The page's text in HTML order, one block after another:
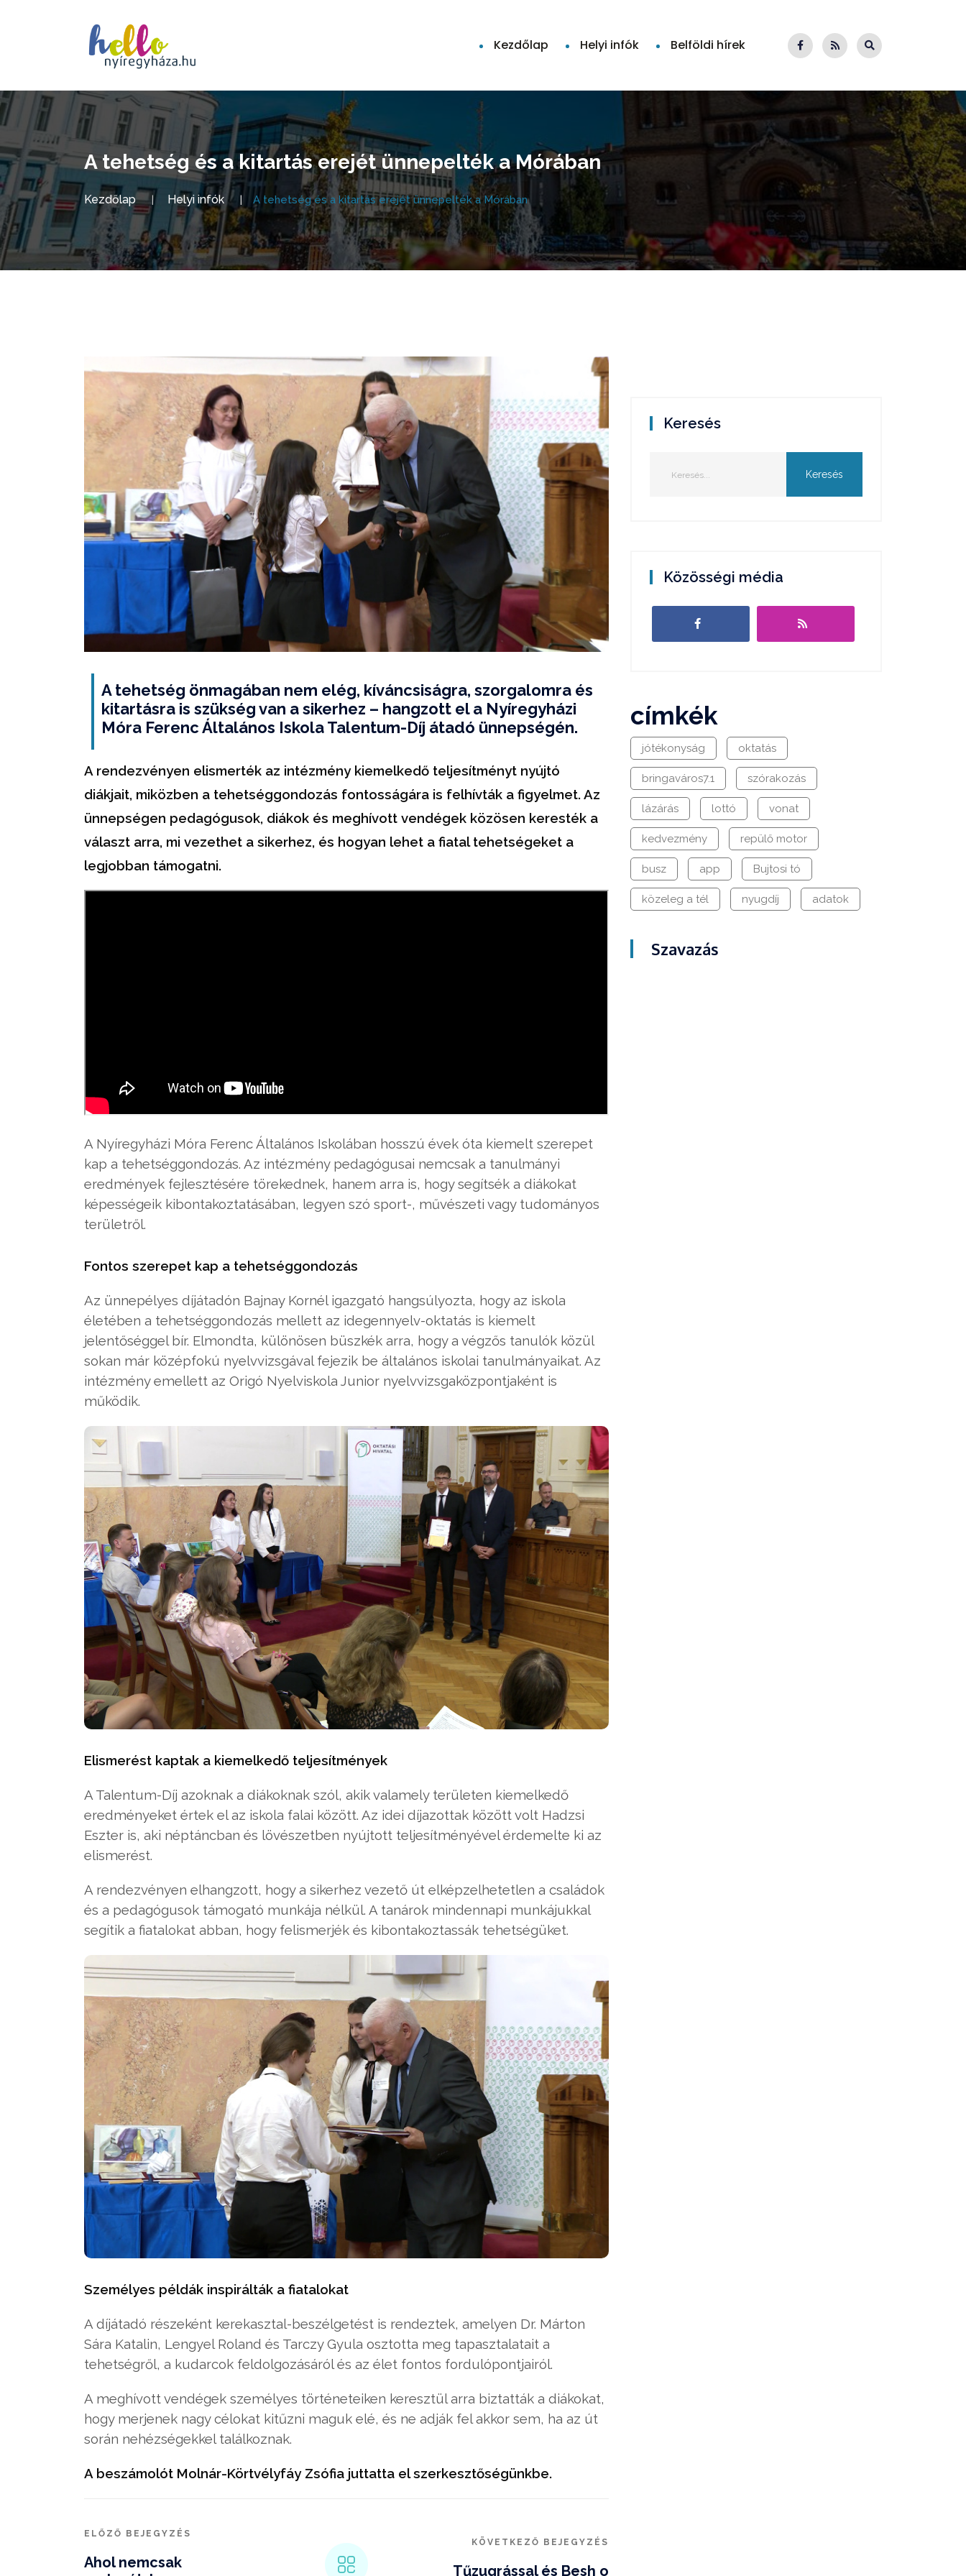
Kezdőlap Helyi infók Belföldi hírek
A tehetség és a kitartás erejét ünnepelték a Mórában
Kezdőlap Helyi infók A tehetség és a kitartás erejét ünnepelték a Mórában
A tehetség önmagában nem elég, kíváncsiságra, szorgalomra és
kitartásra is szükség van a sikerhez – hangzott el a Nyíregyházi
Móra Ferenc Általános Iskola Talentum-Díj átadó ünnepségén.
A rendezvényen elismerték az intézmény kiemelkedő teljesítményt nyújtó
diákjait, miközben a tehetséggondozás fontosságára is felhívták a figyelmet. Az
ünnepségen pedagógusok, diákok és meghívott vendégek közösen keresték a
választ arra, mi vezethet a sikerhez, és hogyan lehet a fiatal tehetségeket a
legjobban támogatni.
A Nyíregyházi Móra Ferenc Általános Iskolában hosszú évek óta kiemelt szerepet
kap a tehetséggondozás. Az intézmény pedagógusai nemcsak a tanulmányi
eredmények fejlesztésére törekednek, hanem arra is, hogy segítsék a diákokat
képességeik kibontakoztatásában, legyen szó sport-, művészeti vagy tudományos
területről.
Fontos szerepet kap a tehetséggondozás
Az ünnepélyes díjátadón Bajnay Kornél igazgató hangsúlyozta, hogy az iskola
életében a tehetséggondozás mellett az idegennyelv-oktatás is kiemelt
jelentőséggel bír. Elmondta, különösen büszkék arra, hogy a végzős tanulók közül
sokan már középfokú nyelvvizsgával fejezik be általános iskolai tanulmányaikat. Az
intézmény emellett az Origó Nyelviskola Junior nyelvvizsgaközpontjaként is
működik.
Elismerést kaptak a kiemelkedő teljesítmények
A Talentum-Díj azoknak a diákoknak szól, akik valamely területen kiemelkedő
eredményeket értek el az iskola falai között. Az idei díjazottak között volt Hadzsi
Eszter is, aki néptáncban és lövészetben nyújtott teljesítményével érdemelte ki az
elismerést.
A rendezvényen elhangzott, hogy a sikerhez vezető út elképzelhetetlen a családok
és a pedagógusok támogató munkája nélkül. A tanárok mindennapi munkájukkal
segítik a fiatalokat abban, hogy felismerjék és kibontakoztassák tehetségüket.
Személyes példák inspirálták a fiatalokat
A díjátadó részeként kerekasztal-beszélgetést is rendeztek, amelyen Dr. Márton
Sára Katalin, Lengyel Roland és Tarczy Gyula osztotta meg tapasztalatait a
tehetségről, a kudarcok feldolgozásáról és az élet fontos fordulópontjairól.
A meghívott vendégek személyes történeteiken keresztül arra biztatták a diákokat,
hogy merjenek nagy célokat kitűzni maguk elé, és ne adják fel akkor sem, ha az út
során nehézségekkel találkoznak.
A beszámolót Molnár-Körtvélyfáy Zsófia juttatta el szerkesztőségünkbe.
ELŐZŐ BEJEGYZÉS
Ahol nemcsak
KÖVETKEZŐ BEJEGYZÉS
Tűzugrással és Besh o
Keresés
Közösségi média
címkék
jótékonyság oktatás
bringaváros7.1 szórakozás
lázárás lottó vonat
kedvezmény repülő motor
busz app Bujtosi tó
közeleg a tél nyugdíj adatok
Szavazás